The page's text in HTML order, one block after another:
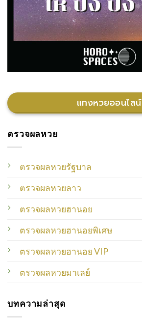
แทงหวยออนไลน์
ตรวจผลหวย
ตรวจผลหวยรัฐบาล
ตรวจผลหวยลาว
ตรวจผลหวยฮานอย
ตรวจผลหวยฮานอยพิเศษ
ตรวจผลหวยฮานอย VIP
ตรวจผลหวยมาเลย์
บทความล่าสุด